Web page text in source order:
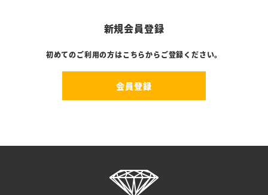
新規会員登録
初めてのご利用の方はこちらからご登録ください。
会員登録